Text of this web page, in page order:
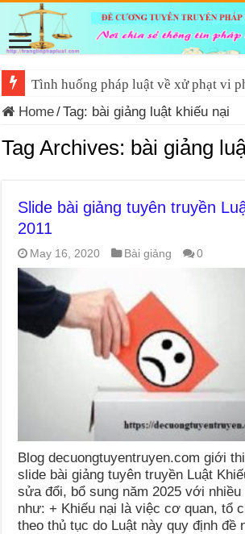
Tình huống pháp luật về xử phạt vi
Home/Tag: bài giảng luật khiếu nại
Tag Archives: bài giảng
Slide bài giảng tuyên truyền
2011
May 16, 2020 Bài giảng 0
Blog decuongtuyentruyen.com giới
slide bài giảng tuyên truyền Luật
sửa đổi, bổ sung năm 2025 với nhiều
như: + Khiếu nại là việc cơ quan, tổ
theo thủ tục do Luật này quy định